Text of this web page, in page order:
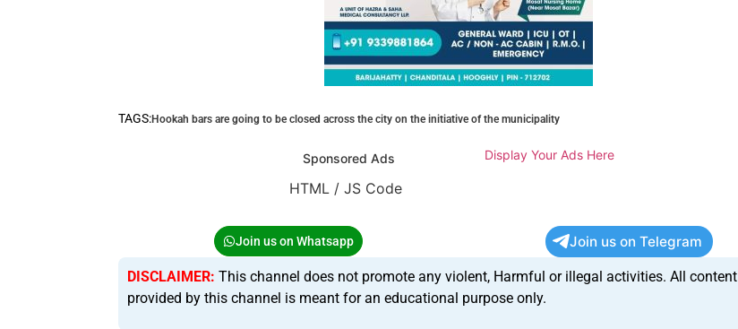
TAGS:Hookah bars are going to be closed across the city on the initiative of the municipality
Sponsored Ads Display Your Ads Here
HTML / JS Code
Join us on Whatsapp Join us on Telegram
DISCLAIMER: This channel does not promote any violent, Harmful or illegal activities. All content
provided by this channel is meant for an educational purpose only.